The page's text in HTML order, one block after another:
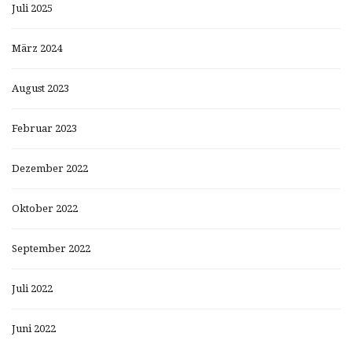
Juli 2025
März 2024
August 2023
Februar 2023
Dezember 2022
Oktober 2022
September 2022
Juli 2022
Juni 2022